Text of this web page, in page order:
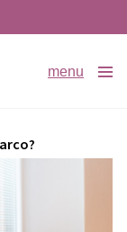
menu